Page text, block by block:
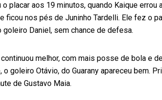
o placar aos 19 minutos, quando Kaique
ficou nos pés de Juninho Tardelli. Ele fez o
goleiro Daniel, sem chance de defesa.
melhor, com mais posse de bola e
o goleiro Otávio, do Guarany apareceu bem.
de Gustavo Maia.